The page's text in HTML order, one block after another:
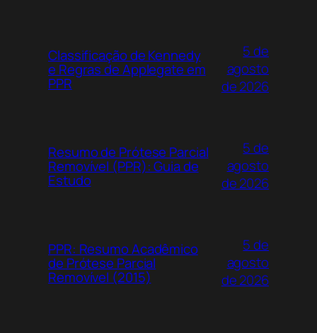
Classificação de Kennedy
e Regras de Applegate em
PPR
5 de
agosto
de 2026
Resumo de Prótese Parcial
Removível (PPR): Guia de
Estudo
5 de
agosto
de 2026
PPR: Resumo Acadêmico
de Prótese Parcial
Removível (2015)
5 de
agosto
de 2026